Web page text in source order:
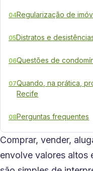
04Regularização de
05Distratos e
06Questões de
07Quando, na prática,
Recife
08Perguntas frequentes
Comprar, vender,
envolve valores altos